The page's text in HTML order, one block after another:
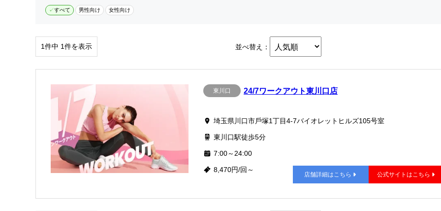
すべて 男性向け 女性向け
1件中 1件を表示 並べ替え：
東川口 24/7ワークアウト東川口店
埼玉県川口市戶塚1丁目4-7バイオレットヒルズ105号室
東川口駅徒歩5分
7:00～24:00
8,470円/回～
店舗詳細はこちら 公式サイトはこちら